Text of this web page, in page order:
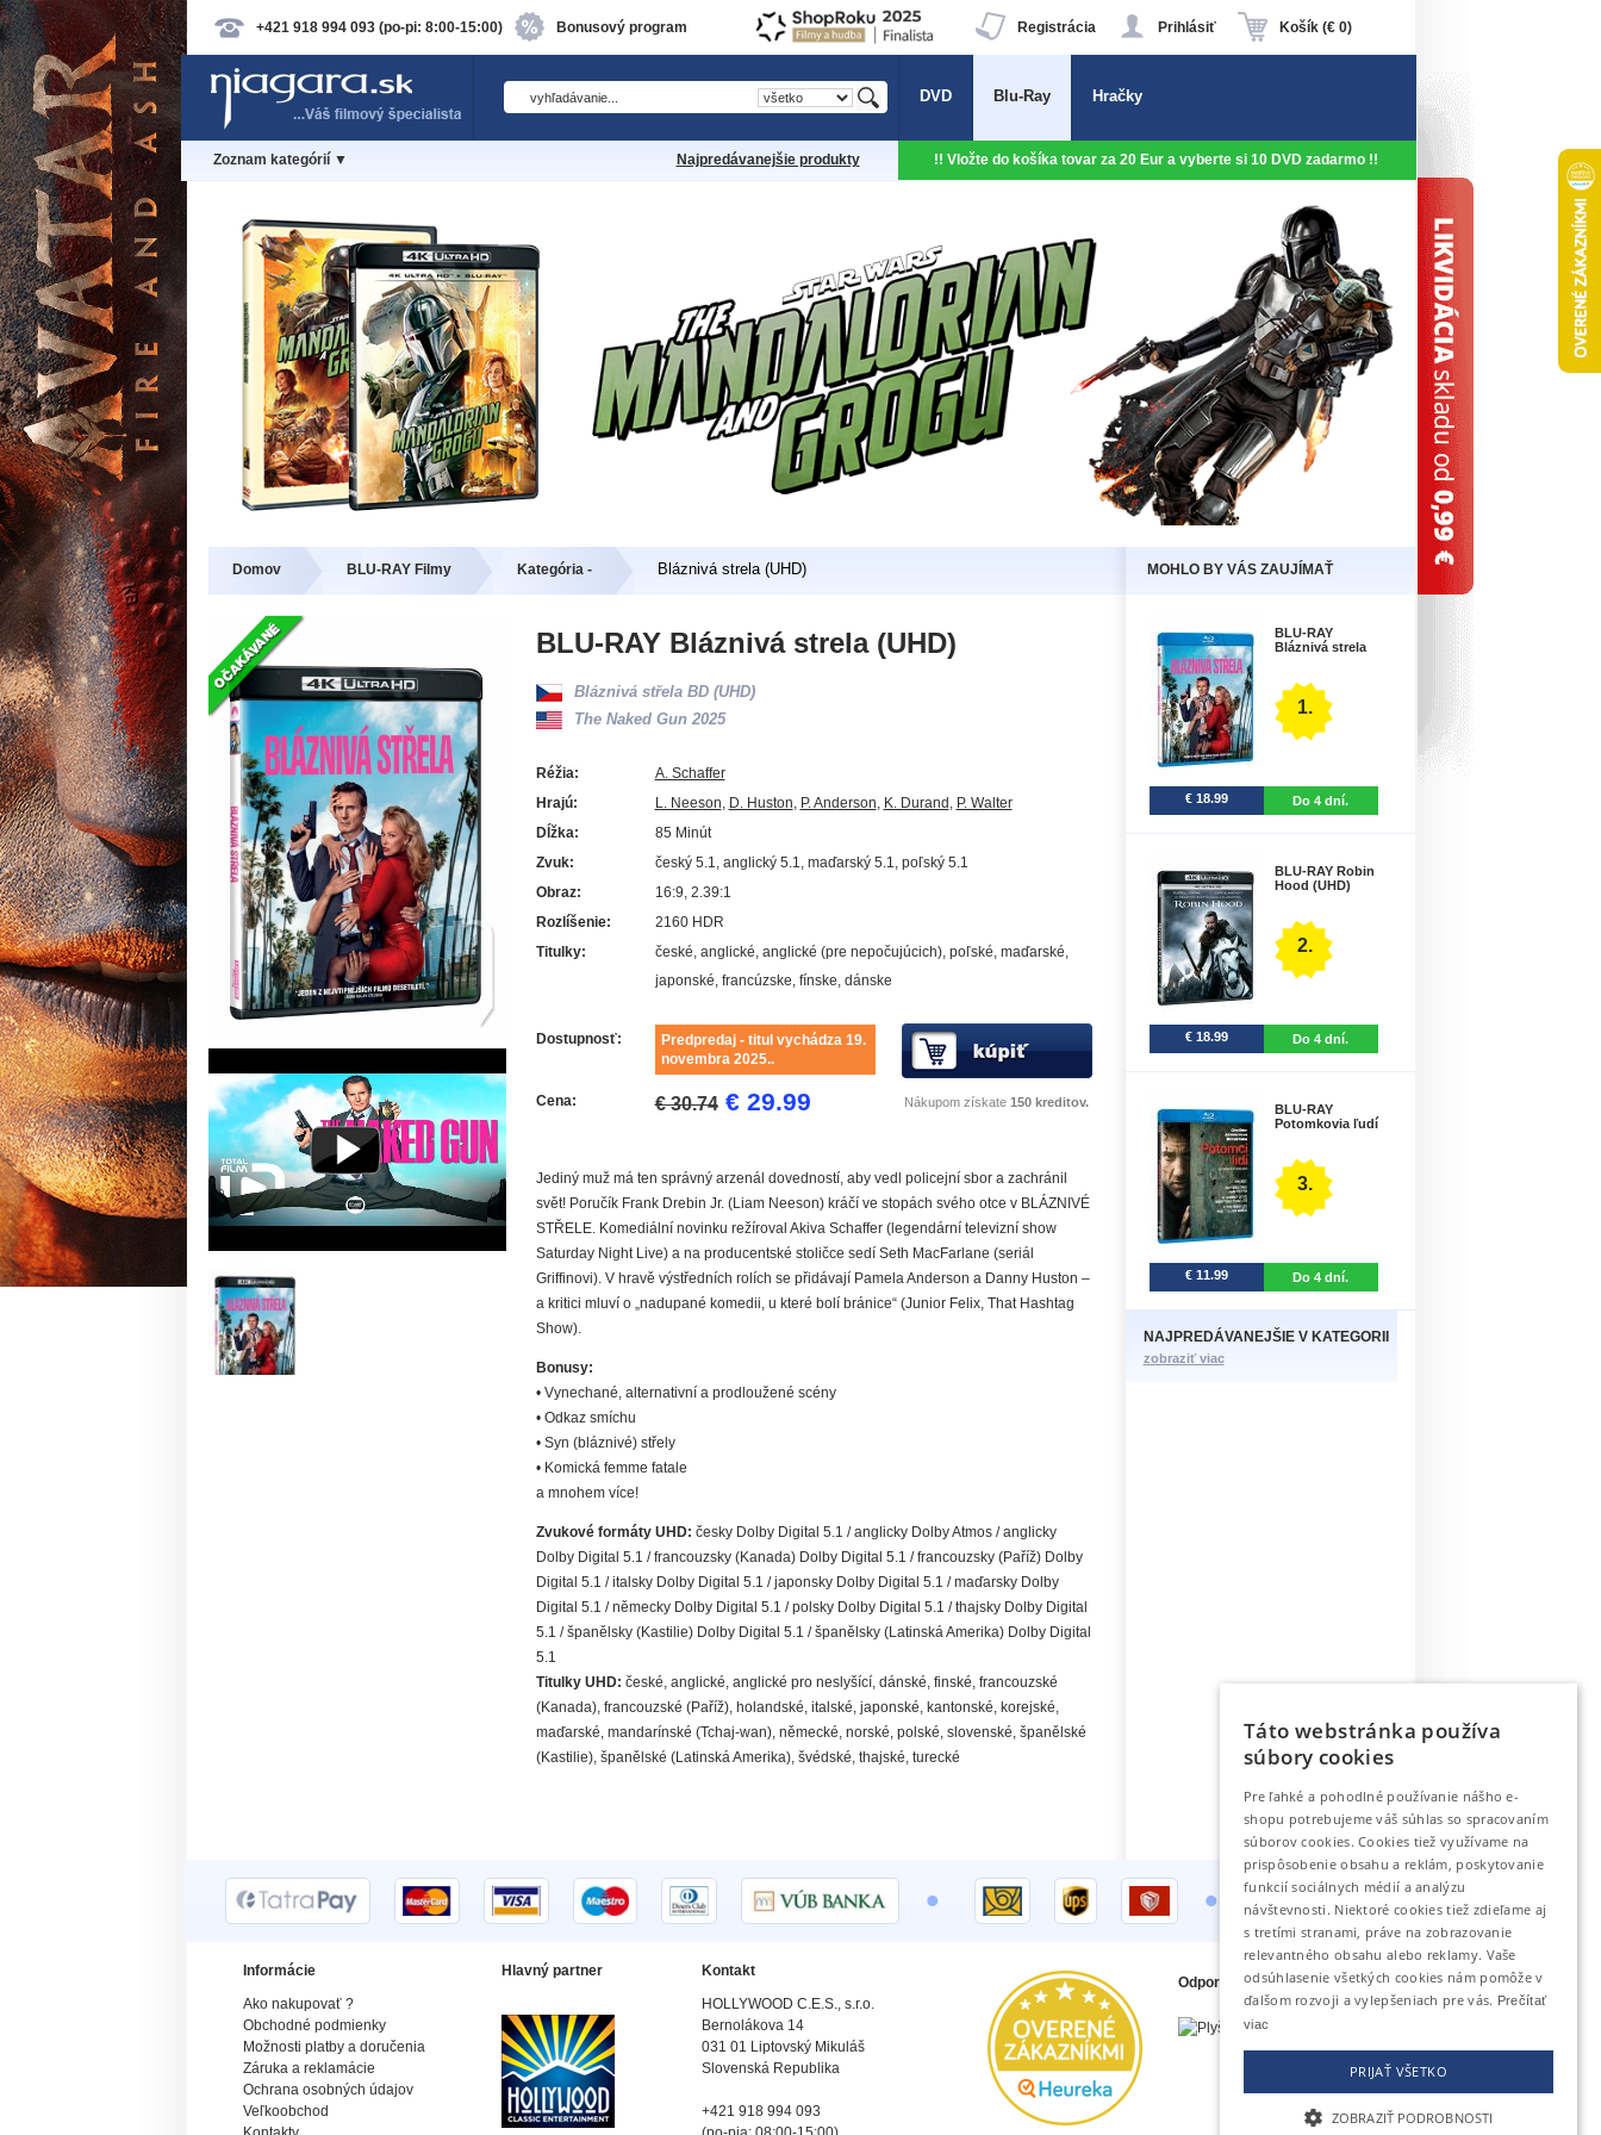
+421 918 994 093 (po-pi: 8:00-15:00) Bonusový program Košík (€ 0)
Prihlásiť
Registrácia
DVD Blu-Ray Hračky
Zoznam kategórií ▼ Najpredávanejšie produkty !! Vložte do košíka tovar za 20 Eur a vyberte si 10 DVD zadarmo !!
Domov BLU-RAY Filmy Kategória - Bláznivá strela (UHD) MOHLO BY VÁS ZAUJÍMAŤ
BLU-RAY Bláznivá strela (UHD)
Bláznivá střela BD (UHD)
The Naked Gun 2025
Réžia:
A. Schaffer
Hrajú:
L. Neeson, D. Huston, P. Anderson, K. Durand, P. Walter
Dĺžka:
85 Minút
Zvuk:
český 5.1, anglický 5.1, maďarský 5.1, poľský 5.1
Obraz:
16:9, 2.39:1
Rozlíšenie:
2160 HDR
Titulky:
české, anglické, anglické (pre nepočujúcich), poľské, maďarské,
japonské, francúzske, fínske, dánske
Dostupnosť:
Predpredaj - titul vychádza 19.
novembra 2025..
Cena: € 30.74 € 29.99 Nákupom získate 150 kreditov.
Jediný muž má ten správný arzenál dovedností, aby vedl policejní sbor a zachránil
svět! Poručík Frank Drebin Jr. (Liam Neeson) kráčí ve stopách svého otce v BLÁZNIVÉ
STŘELE. Komediální novinku režíroval Akiva Schaffer (legendární televizní show
Saturday Night Live) a na producentské stoličce sedí Seth MacFarlane (seriál
Griffinovi). V hravě výstředních rolích se přidávají Pamela Anderson a Danny Huston –
a kritici mluví o „nadupané komedii, u které bolí bránice“ (Junior Felix, That Hashtag
Show).
Bonusy:
• Vynechané, alternativní a prodloužené scény
• Odkaz smíchu
• Syn (bláznivé) střely
• Komická femme fatale
a mnohem více!
Zvukové formáty UHD: česky Dolby Digital 5.1 / anglicky Dolby Atmos / anglicky
Dolby Digital 5.1 / francouzsky (Kanada) Dolby Digital 5.1 / francouzsky (Paříž) Dolby
Digital 5.1 / italsky Dolby Digital 5.1 / japonsky Dolby Digital 5.1 / maďarsky Dolby
Digital 5.1 / německy Dolby Digital 5.1 / polsky Dolby Digital 5.1 / thajsky Dolby Digital
5.1 / španělsky (Kastilie) Dolby Digital 5.1 / španělsky (Latinská Amerika) Dolby Digital
5.1
Titulky UHD: české, anglické, anglické pro neslyšící, dánské, finské, francouzské
(Kanada), francouzské (Paříž), holandské, italské, japonské, kantonské, korejské,
maďarské, mandarínské (Tchaj-wan), německé, norské, polské, slovenské, španělské
(Kastilie), španělské (Latinská Amerika), švédské, thajské, turecké
BLU-RAY
Bláznivá strela
1.
€ 18.99 Do 4 dní.
BLU-RAY Robin
Hood (UHD)
2.
€ 18.99 Do 4 dní.
BLU-RAY
Potomkovia ľudí
3.
€ 11.99 Do 4 dní.
NAJPREDÁVANEJŠIE V KATEGORII
zobraziť viac
• •
Informácie
Ako nakupovať ?
Obchodné podmienky
Možnosti platby a doručenia
Záruka a reklamácie
Ochrana osobných údajov
Veľkoobchod
Hlavný partner
Kontakt
HOLLYWOOD C.E.S., s.r.o.
Bernolákova 14
031 01 Liptovský Mikuláš
Slovenská Republika
+421 918 994 093
Odporúčame tiež
Táto webstránka používa
súbory cookies
Pre ľahké a pohodlné používanie nášho e-
shopu potrebujeme váš súhlas so spracovaním
súborov cookies. Cookies tiež využívame na
prispôsobenie obsahu a reklám, poskytovanie
funkcií sociálnych médií a analýzu
návštevnosti. Niektoré cookies tiež zdieľame aj
s tretími stranami, práve na zobrazovanie
relevantného obsahu alebo reklamy. Vaše
odsúhlasenie všetkých cookies nám pomôže v
ďalšom rozvoji a vylepšeniach pre vás. Prečítať
viac
PRIJAŤ VŠETKO
ZOBRAZIŤ PODROBNOSTI